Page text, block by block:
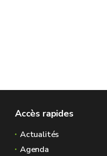
Accès rapides
Actualités
Agenda